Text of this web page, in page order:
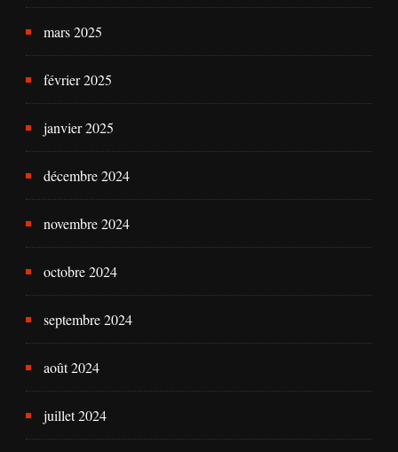
mars 2025
février 2025
janvier 2025
décembre 2024
novembre 2024
octobre 2024
septembre 2024
août 2024
juillet 2024